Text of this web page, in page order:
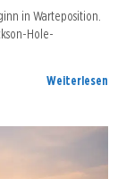
in Warteposition.
Hole-
Weiterlesen